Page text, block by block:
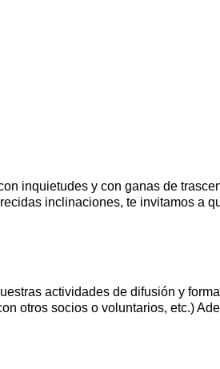
inquietudes y con ganas de
inclinaciones, te invitamos a
actividades de difusión y
otros socios o voluntarios, etc.)